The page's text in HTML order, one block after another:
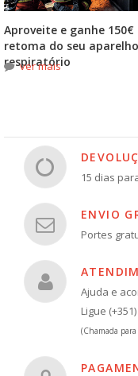
Aproveite e ganhe 150€
retoma do seu aparelho
respiratório
ver mais
15 dias
ENVIO
Portes
Ajuda e
Ligue
(Chamada